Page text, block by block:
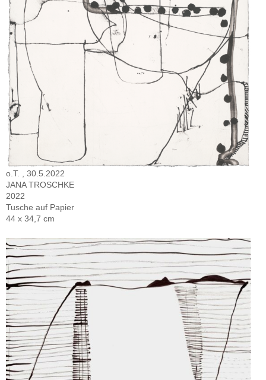
o.T. , 30.5.2022
JANA TROSCHKE
2022
Tusche auf Papier
44 x 34,7 cm